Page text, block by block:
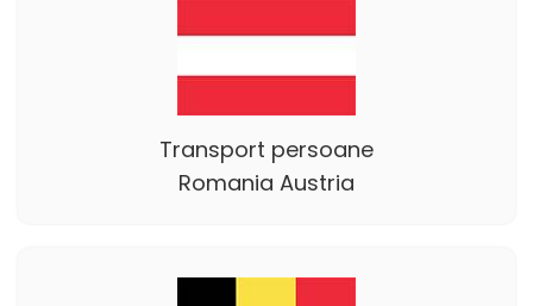
Transport persoane
Romania Austria